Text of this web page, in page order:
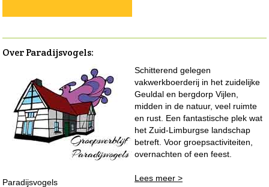
Over Paradijsvogels:
Paradijsvogels
Schitterend gelegen
vakwerkboerderij in het zuidelijke
Geuldal en bergdorp Vijlen,
midden in de natuur, veel ruimte
en rust. Een fantastische plek wat
het Zuid-Limburgse landschap
betreft. Voor groepsactiviteiten,
overnachten of een feest.
Lees meer >